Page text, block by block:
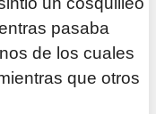
pasaba
de los cuales
que otros